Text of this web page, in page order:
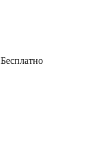
Бесплатно